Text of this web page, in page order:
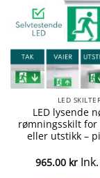
LED
LED lysende
rømningsskilt for
eller utstikk –
965.00 kr